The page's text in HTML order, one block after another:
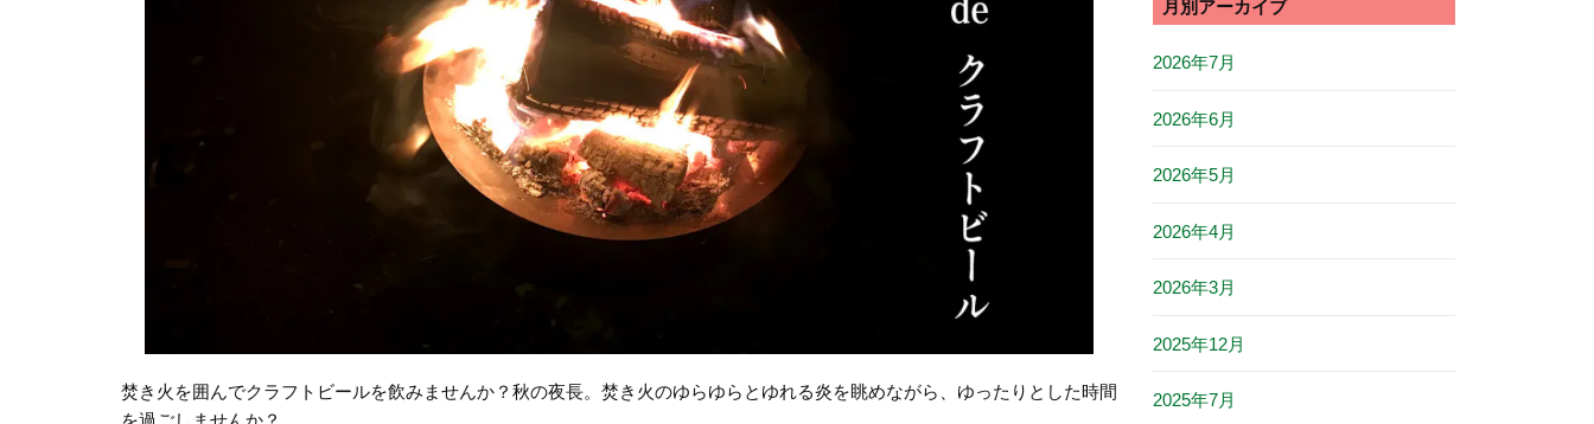
焚き火を囲んでクラフトビールを飲みませんか？秋の夜長。焚き火のゆらゆらとゆれる炎を眺めながら、ゆったりとした時間
月別アーカイブ
2026年7月
2026年6月
2026年5月
2026年4月
2026年3月
2025年12月
2025年7月